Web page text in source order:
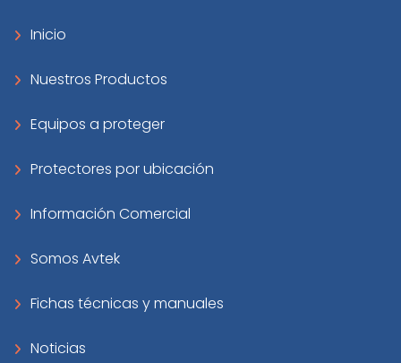
Inicio
Nuestros Productos
Equipos a proteger
Protectores por ubicación
Información Comercial
Somos Avtek
Fichas técnicas y manuales
Noticias